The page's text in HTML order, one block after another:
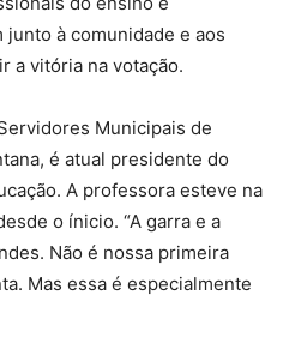
à comunidade e aos
a vitória na votação.
Municipais de
é atual presidente do
A professora esteve na
o ínicio. “A garra e a
Não é nossa primeira
Mas essa é especialmente